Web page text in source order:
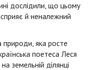
дослідили, що цьому
й неналежний
природи, яка росте
поетеса Леся
земельній ділянці